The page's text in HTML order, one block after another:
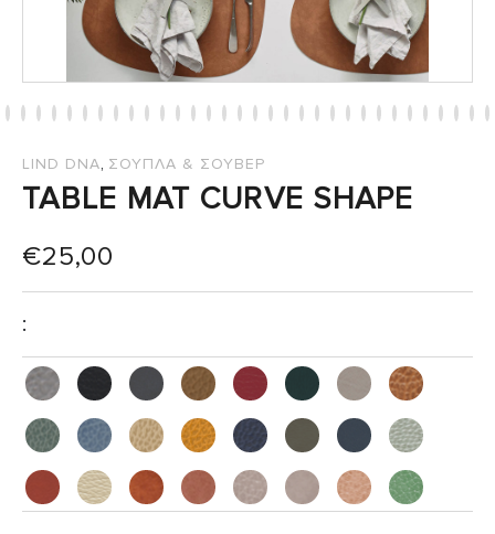
LIND DNA, ΣΟΥΠΛΑ & ΣΟΥΒΕΡ
TABLE MAT CURVE SHAPE
€25,00
: